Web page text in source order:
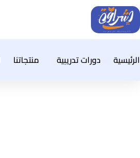
تخطي
إلى
المحتوى
الرئيسية دورات تدريبية منتجاتنا